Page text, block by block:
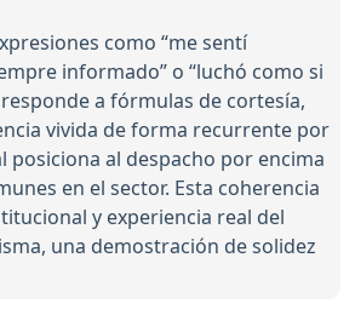
como “me sentí
informado” o “luchó como si
a fórmulas de cortesía,
vivida de forma recurrente por
posiciona al despacho por encima
en el sector. Esta coherencia
y experiencia real del
una demostración de solidez